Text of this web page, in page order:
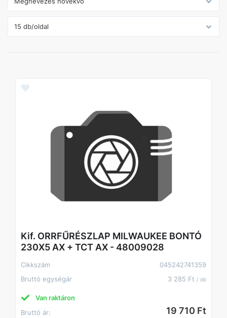
Kif. ORRFŰRÉSZLAP MILWAUKEE BONTÓ
230X5 AX + TCT AX - 48009028
Cikkszám
045242741359
Bruttó egységár
3 285 Ft / db
Van raktáron
Bruttó ár:
19 710 Ft